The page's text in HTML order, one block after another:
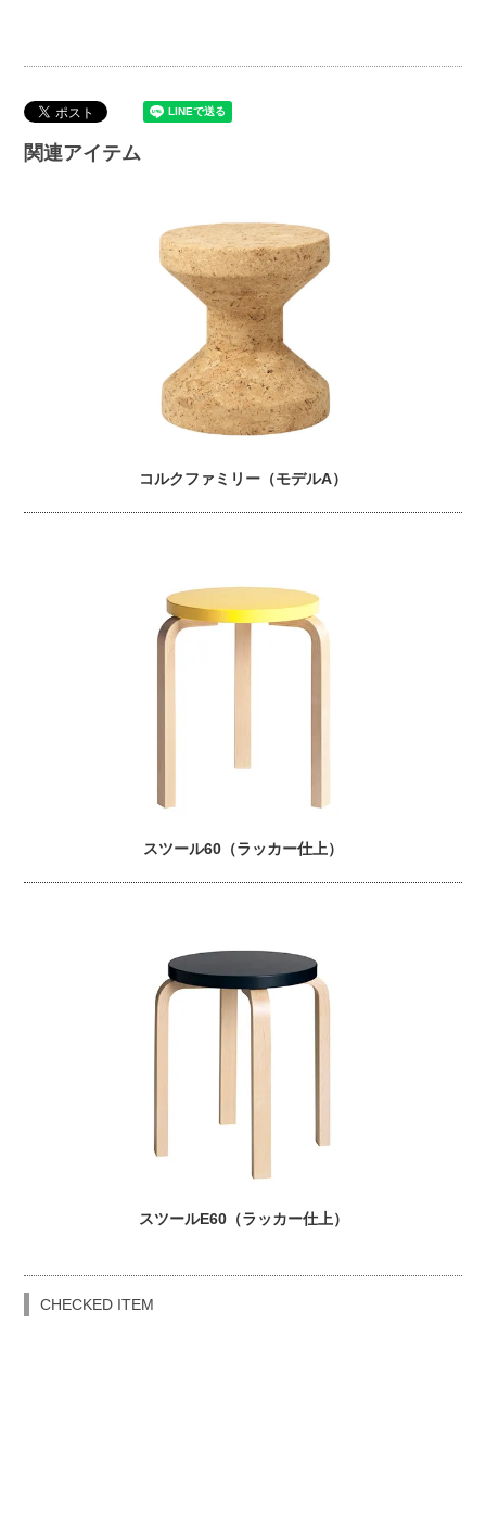
関連アイテム
コルクファミリー（モデルA）
スツール60（ラッカー仕上）
スツールE60（ラッカー仕上）
CHECKED ITEM